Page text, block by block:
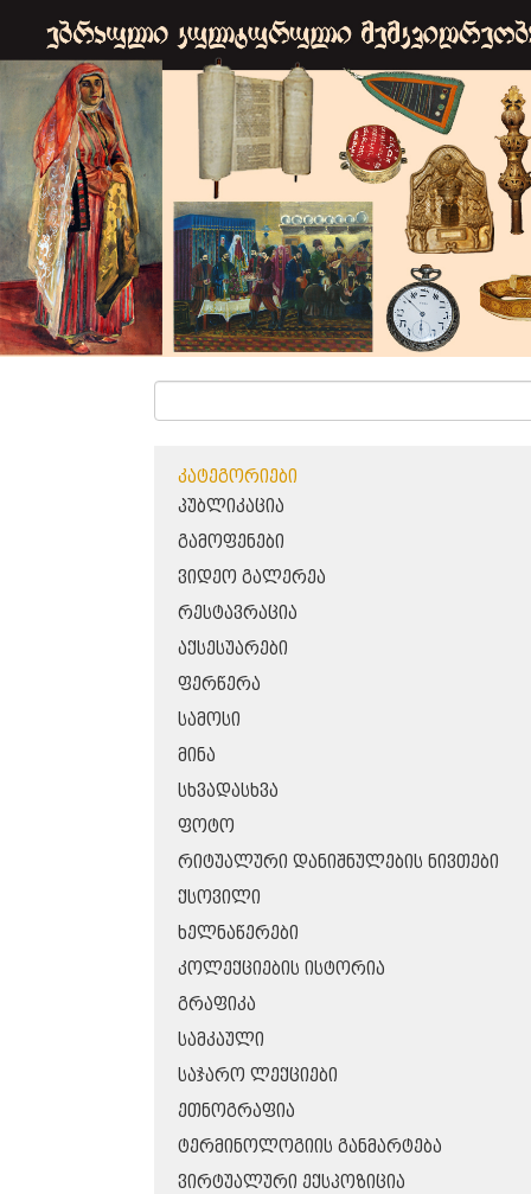
ᲙᲐᲢᲔᲒᲝᲠᲘᲔᲑᲘ
ᲞᲣᲑᲚᲘᲙᲐᲪᲘᲐ
ᲒᲐᲛᲝᲤᲔᲜᲔᲑᲘ
ᲕᲘᲓᲔᲝ ᲒᲐᲚᲔᲠᲔᲐ
ᲠᲔᲡᲢᲐᲕᲠᲐᲪᲘᲐ
ᲐᲥᲡᲔᲡᲣᲐᲠᲔᲑᲘ
ᲤᲔᲠᲬᲔᲠᲐ
ᲡᲐᲛᲝᲡᲘ
ᲛᲘᲜᲐ
ᲡᲮᲕᲐᲓᲐᲡᲮᲕᲐ
ᲤᲝᲢᲝ
ᲠᲘᲢᲣᲐᲚᲣᲠᲘ ᲓᲐᲜᲘᲨᲜᲣᲚᲔᲑᲘᲡ ᲜᲘᲕᲗᲔᲑᲘ
ᲥᲡᲝᲕᲘᲚᲘ
ᲮᲔᲚᲜᲐᲬᲔᲠᲔᲑᲘ
ᲙᲝᲚᲔᲥᲪᲘᲔᲑᲘᲡ ᲘᲡᲢᲝᲠᲘᲐ
ᲒᲠᲐᲤᲘᲙᲐ
ᲡᲐᲛᲙᲐᲣᲚᲘ
ᲡᲐᲯᲐᲠᲝ ᲚᲔᲥᲪᲘᲔᲑᲘ
ᲔᲗᲜᲝᲒᲠᲐᲤᲘᲐ
ᲢᲔᲠᲛᲘᲜᲝᲚᲝᲒᲘᲘᲡ ᲒᲐᲜᲛᲐᲠᲢᲔᲑᲐ
ᲕᲘᲠᲢᲣᲐᲚᲣᲠᲘ ᲔᲥᲡᲞᲝᲖᲘᲪᲘᲐ